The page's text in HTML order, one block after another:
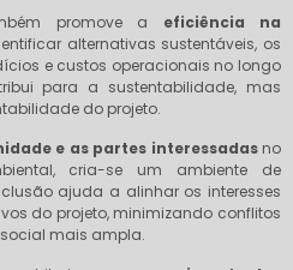
promove a eficiência na
alternativas sustentáveis, os
e custos operacionais no longo
para a sustentabilidade, mas
do projeto.
e as partes interessadasno
cria-se um ambiente de
ajuda a alinhar os interesses
do projeto, minimizando conflitos
mais ampla.